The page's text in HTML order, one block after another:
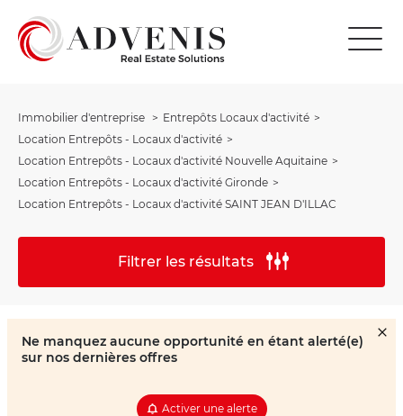
Immobilier d'entreprise
Entrepôts Locaux d'activité
Location Entrepôts - Locaux d'activité
Location Entrepôts - Locaux d'activité Nouvelle Aquitaine
Location Entrepôts - Locaux d'activité Gironde
Location Entrepôts - Locaux d'activité SAINT JEAN D'ILLAC
Filtrer les résultats
Ne manquez aucune opportunité en étant alerté(e)
sur nos dernières offres
Activer une alerte